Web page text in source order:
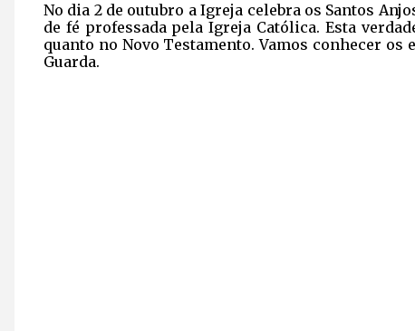
No dia 2 de outubro a Igreja celebra os Santos
de fé professada pela Igreja Católica. Esta
quanto no Novo Testamento. Vamos conhecer
Guarda.